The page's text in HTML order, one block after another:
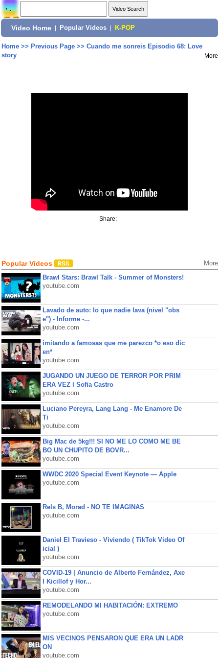
Video Home Popular Videos K-POP
Home>> Previous Page>> Cuando me sonreis Episodio 68: Love
story
More
Share:
Popular Videos More
Brawl Stars: Brawl Talk - Summer of Monsters!
youtube.com
Lavado de auto: lo que nadie lava (nivel "obs
e") - Informe -...
youtube.com
imitando a famosas que me parezco *o eso dic
en*
youtube.com
JUGANDO UN JUEGO DE TERROR POR PRIM
ERA VEZ l Sofia Castro
youtube.com
Luciano Pereyra, Lang Lang - Me Enamore De
Ti
youtube.com
Big Mac de 5kg!!! SI NO ME LO COMO ME BE
BO UN CHUPITO DE BOVR...
youtube.com
WWDC 2020 Special Event Keynote — Apple
youtube.com
Rels B, Morad - NO TE IMAGINAS
youtube.com
Daniel El Travieso - Viviendo ( TikTok Video Of
icial )
youtube.com
COVID-19 | Anuncio de Alberto Fernández, Axe
l Kicillof y Hor...
youtube.com
REMODELANDO MI HABITACIÓN: EXTREMO
youtube.com
MIS VECINOS PENSARON QUE ERA UN LADR
ON
youtube.com